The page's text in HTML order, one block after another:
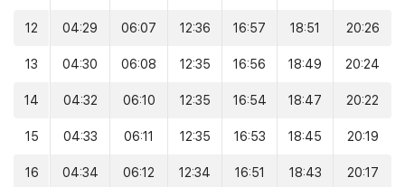
12 04:29 06:07 12:36 16:57 18:51 20:26
13 04:30 06:08 12:35 16:56 18:49 20:24
14 04:32 06:10 12:35 16:54 18:47 20:22
15 04:33 06:11 12:35 16:53 18:45 20:19
16 04:34 06:12 12:34 16:51 18:43 20:17